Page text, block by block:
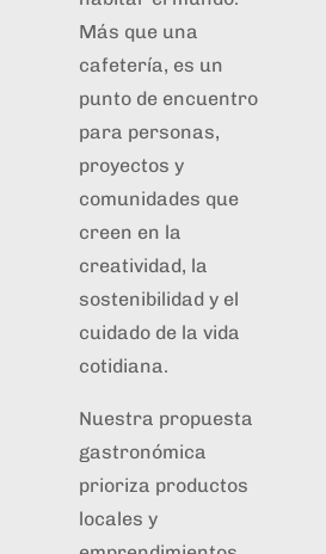
Más que una
cafetería, es un
punto de encuentro
para personas,
proyectos y
comunidades que
creen en la
creatividad, la
sostenibilidad y el
cuidado de la vida
cotidiana.
Nuestra propuesta
gastronómica
prioriza productos
locales y